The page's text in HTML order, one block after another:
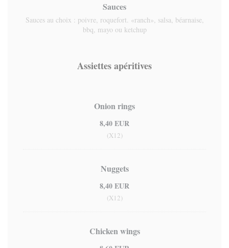
Sauces
Sauces au choix : poivre, roquefort. «ranch», salsa, béarnaise,
bbq, mayo ou ketchup
Assiettes apéritives
Onion rings
8,40 EUR
(x12)
Nuggets
8,40 EUR
(x12)
Chicken wings